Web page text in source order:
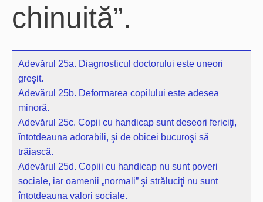
chinuită”.
Adevărul 25a. Diagnosticul doctorului este uneori
greşit.
Adevărul 25b. Deformarea copilului este adesea
minoră.
Adevărul 25c. Copii cu handicap sunt deseori fericiţi,
întotdeauna adorabili, şi de obicei bucuroşi să
trăiască.
Adevărul 25d. Copiii cu handicap nu sunt poveri
sociale, iar oamenii „normali” şi străluciţi nu sunt
întotdeauna valori sociale.